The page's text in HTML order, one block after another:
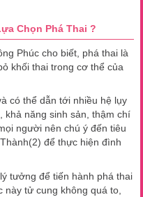
Chọn Phá Thai ?
Phúc cho biết, phá thai là
khối thai trong cơ thể của
có thể dẫn tới nhiều hệ lụy
khả năng sinh sản, thậm chí
người nên chú ý đến tiêu
để thực hiện đình
tưởng để tiến hành phá thai
này tử cung không quá to,